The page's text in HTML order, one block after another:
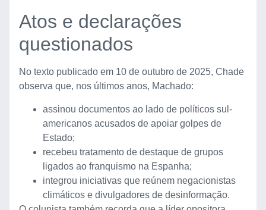
Atos e declarações
questionados
No texto publicado em 10 de outubro de 2025, Chade
observa que, nos últimos anos, Machado:
assinou documentos ao lado de políticos sul-
americanos acusados de apoiar golpes de
Estado;
recebeu tratamento de destaque de grupos
ligados ao franquismo na Espanha;
integrou iniciativas que reúnem negacionistas
climáticos e divulgadores de desinformação.